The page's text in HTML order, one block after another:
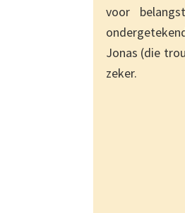
voor
Jonas (die
zeker.